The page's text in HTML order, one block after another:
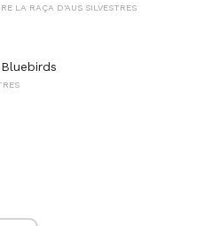
LA RAÇA D'AUS SILVESTRES